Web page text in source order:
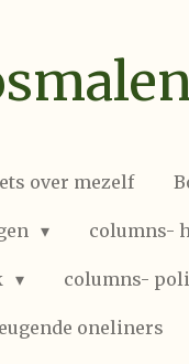
over mezelf
columns-
columns-
oneliners